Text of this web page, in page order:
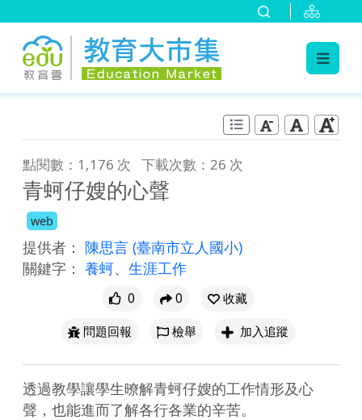
點閱數：1,176 次 下載次數：26 次
青蚵仔嫂的心聲
web
提供者： 陳思言 (臺南市立人國小)
關鍵字： 養蚵、 生涯工作
0 0
收藏
問題回報
檢舉 加入追蹤
透過教學讓學生暸解青蚵仔嫂的工作情形及心
聲，也能進而了解各行各業的辛苦。